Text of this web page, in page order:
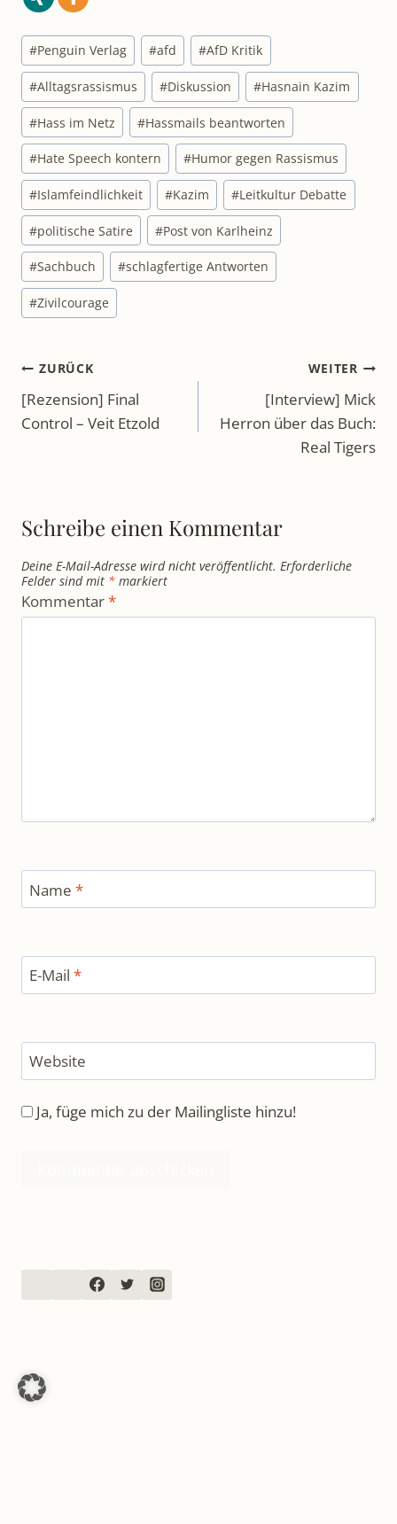
Schlagworte:
#Penguin Verlag #afd #AfD Kritik
#Alltagsrassismus #Diskussion #Hasnain Kazim
#Hass im Netz #Hassmails beantworten
#Hate Speech kontern #Humor gegen Rassismus
#Islamfeindlichkeit #Kazim #Leitkultur Debatte
#politische Satire #Post von Karlheinz
#Sachbuch #schlagfertige Antworten
#Zivilcourage
Beitragsnavigation
ZURÜCK
[Rezension] Final
Control – Veit Etzold
WEITER
[Interview] Mick
Herron über das Buch:
Real Tigers
Schreibe einen Kommentar
Deine E-Mail-Adresse wird nicht veröffentlicht. Erforderliche
Felder sind mit * markiert
Kommentar*
Name *
E-Mail *
Website
Ja, füge mich zu der Mailingliste hinzu!